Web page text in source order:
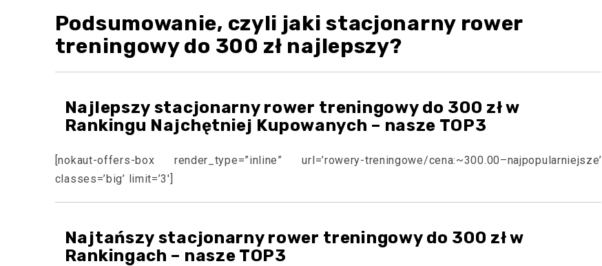
Podsumowanie, czyli jaki stacjonarny rower
treningowy do 300 zł najlepszy?
Najlepszy stacjonarny rower treningowy do 300 zł w
Rankingu Najchętniej Kupowanych – nasze TOP3
[nokaut-offers-box render_type=”inline” url=’rowery-treningowe/cena:~300.00–najpopularniejsze’
classes=’big’ limit=’3′]
Najtańszy stacjonarny rower treningowy do 300 zł w
Rankingach – nasze TOP3